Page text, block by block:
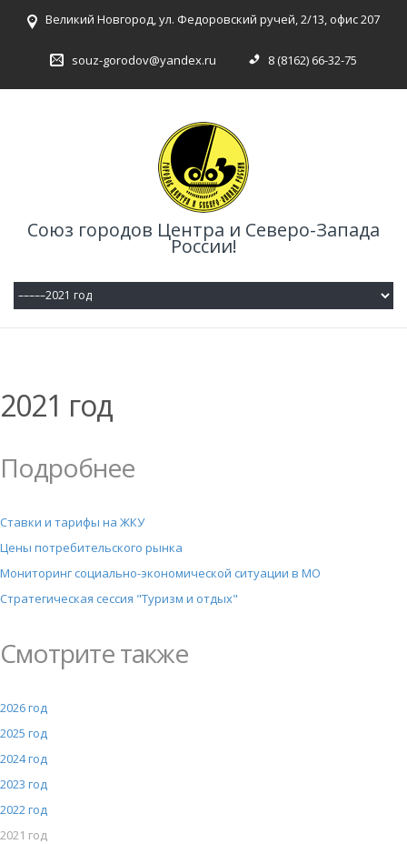
Великий Новгород, ул. Федоровский ручей, 2/13, офис 207
souz-gorodov@yandex.ru 8 (8162) 66-32-75
Союз городов Центра и Северо-Запада
России!
2021 год
Подробнее
Ставки и тарифы на ЖКУ
Цены потребительского рынка
Мониторинг социально-экономической ситуации в МО
Стратегическая сессия "Туризм и отдых"
Смотрите также
2026 год
2025 год
2024 год
2023 год
2022 год
2021 год